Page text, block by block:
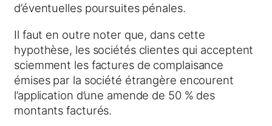
d’éventuelles poursuites pénales.
Il faut en outre noter que, dans cette
hypothèse, les sociétés clientes qui acceptent
sciemment les factures de complaisance
émises par la société étrangère encourent
l’application d’une amende de 50 % des
montants facturés.